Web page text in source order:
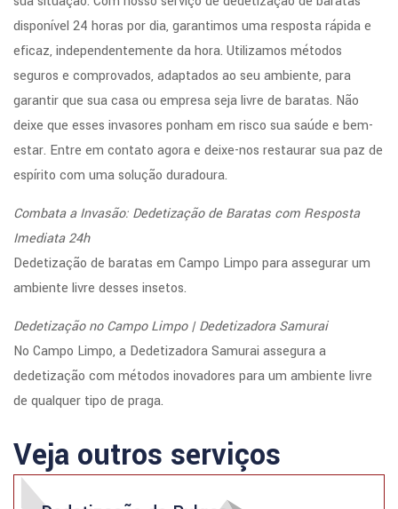
disponível 24 horas por dia, garantimos uma resposta rápida e
eficaz, independentemente da hora. Utilizamos métodos
seguros e comprovados, adaptados ao seu ambiente, para
garantir que sua casa ou empresa seja livre de baratas. Não
deixe que esses invasores ponham em risco sua saúde e bem-
estar. Entre em contato agora e deixe-nos restaurar sua paz de
espírito com uma solução duradoura.
Combata a Invasão: Dedetização de Baratas com Resposta
Imediata 24h
Dedetização de baratas em Campo Limpo para assegurar um
ambiente livre desses insetos.
Dedetização no Campo Limpo | Dedetizadora Samurai
No Campo Limpo, a Dedetizadora Samurai assegura a
dedetização com métodos inovadores para um ambiente livre
de qualquer tipo de praga.
Veja outros serviços